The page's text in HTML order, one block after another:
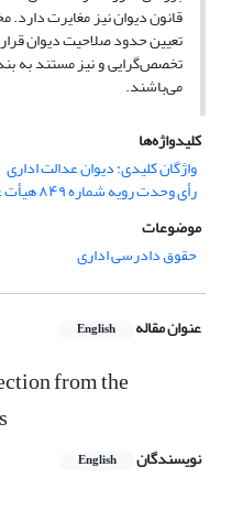
تعیین حدود صلاحیت دیوان
می‌باشند.
کلیدواژه‌ها
واژگان کلیدی: دیوان عدالت اداری
رأی وحدت رویه شماره ۸۴۹ هیأت عمومی دیوان عالی کشور
موضوعات
حقوق دادرسی اداری
عنوان مقاله English
from the
نویسندگان English